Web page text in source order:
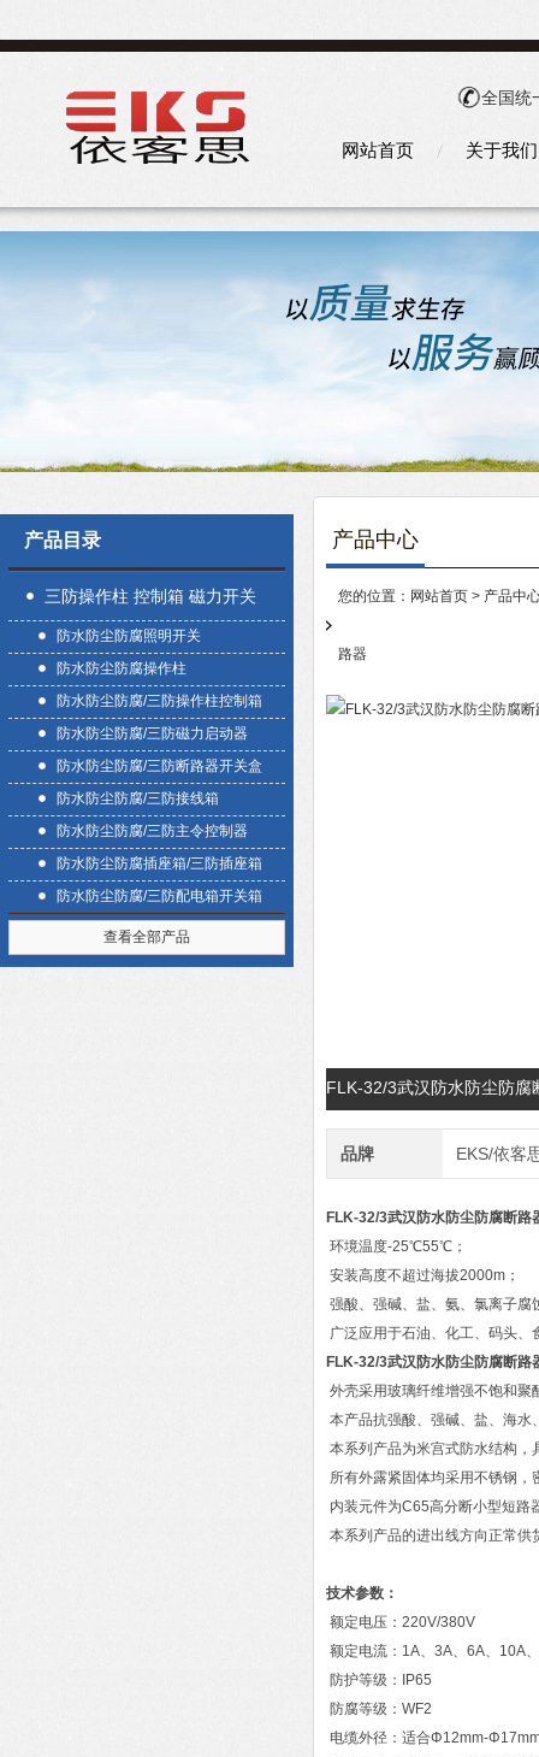
全国统
网站首页 关于我们
产品目录
三防操作柱 控制箱 磁力开关
盒防水防尘防腐照明开关
防水防尘防腐操作柱
防水防尘防腐/三防操作柱控制箱
防水防尘防腐/三防磁力启动器
防水防尘防腐/三防断路器开关盒
防水防尘防腐/三防接线箱
防水防尘防腐/三防主令控制器
防水防尘防腐插座箱/三防插座箱
防水防尘防腐/三防配电箱开关箱
查看全部产品
产品中心
您的位置： 网站首页 > 产品中
路器
FLK-32/3武汉防水防尘防腐
品牌 EKS/依客
FLK-32/3武汉防水防尘防腐断路
环境温度-25℃55℃；
安装高度不超过海拔2000m；
强酸、强碱、盐、氨、氯离子腐
广泛应用于石油、化工、码头、
FLK-32/3武汉防水防尘防腐断路
外壳采用玻璃纤维增强不饱和聚
本产品抗强酸、强碱、盐、海水
本系列产品为米宫式防水结构，
所有外露紧固体均采用不锈钢
内装元件为C65高分断小型短路
本系列产品的进出线方向正常供
技术参数：
额定电压：220V/380V
额定电流：1A、3A、6A、10A
防护等级：IP65
防腐等级：WF2
电缆外径：适合Φ12mm-